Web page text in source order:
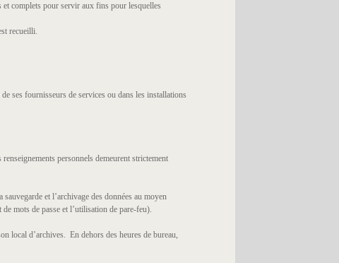
et complets pour servir aux fins pour lesquelles
recueilli.
ses fournisseurs de services ou dans les installations
personnels demeurent strictement
et l’archivage des données au moyen
mots de passe et l’utilisation de pare-feu).
local d’archives. En dehors des heures de bureau,